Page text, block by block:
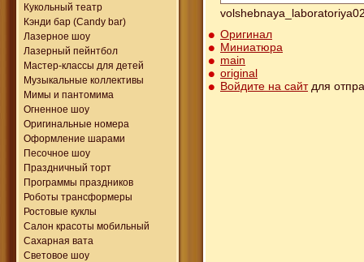
Кукольный театр
Кэнди бар (Candy bar)
Лазерное шоу
Лазерный пейнтбол
Мастер-классы для детей
Музыкальные коллективы
Мимы и пантомима
Огненное шоу
Оригинальные номера
Оформление шарами
Песочное шоу
Праздничный торт
Программы праздников
Роботы трансформеры
Ростовые куклы
Салон красоты мобильный
Сахарная вата
Световое шоу
Оригинал
Миниатюра
main
original
Войдите на сайтдля